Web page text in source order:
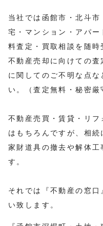
当社では函館市・北斗
宅・マンション・アパ
料査定・買取相談を随時
不動産売却に向けての
に関してのご不明な点
い。（査定無料・秘密厳
不動産売買・賃貸・リ
はもちろんですが、相続
家財道具の撤去や解体
す。
それでは『不動産の窓
い致します。